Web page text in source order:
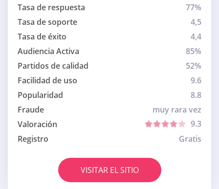
Tasa de respuesta
77%
Tasa de soporte
4,5
Tasa de éxito
4,4
Audiencia Activa
85%
Partidos de calidad
52%
Facilidad de uso
9.6
Popularidad
8.8
Fraude
muy rara vez
Valoración
9.3
Registro
Gratis
VISITAR EL SITIO